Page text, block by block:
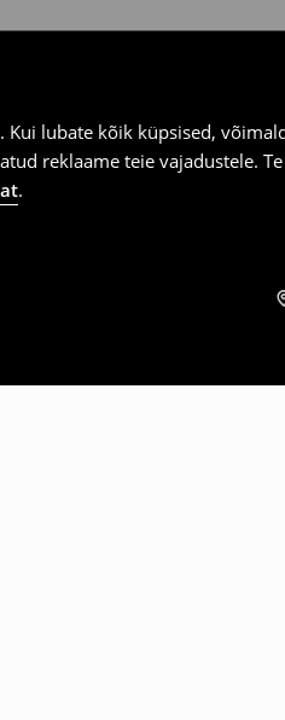
lubate kõik küpsised,
reklaame teie vajadustele.
.